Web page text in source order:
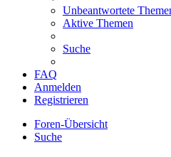
Unbeantwortete
Aktive Themen
Suche
FAQ
Anmelden
Registrieren
Foren-Übersicht
Suche